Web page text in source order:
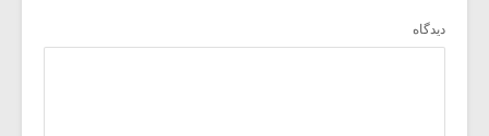
دیدگاه